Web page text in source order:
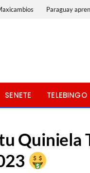
Paraguay
SENETE TELEBINGO
Quiniela